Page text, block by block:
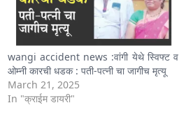
wangi accident news :वांगी येथे स्विफ्ट व
ओम्नी कारची धडक : पती-पत्नी चा जागीच मृत्यू
March 21, 2025
In "क्राईम डायरी"